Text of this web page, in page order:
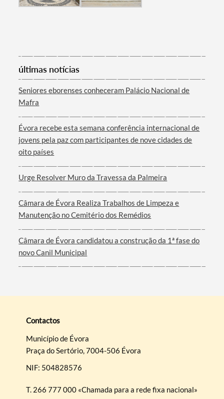
Filtros
últimas notícias
Seniores eborenses conheceram Palácio Nacional de
Mafra
Évora recebe esta semana conferência internacional de
jovens pela paz com participantes de nove cidades de
oito países
Urge Resolver Muro da Travessa da Palmeira
Câmara de Évora Realiza Trabalhos de Limpeza e
Manutenção no Cemitério dos Remédios
Câmara de Évora candidatou a construção da 1ª fase do
novo Canil Municipal
Contactos
Município de Évora
Praça do Sertório, 7004-506 Évora
NIF: 504828576
T. 266 777 000 «Chamada para a rede fixa nacional»